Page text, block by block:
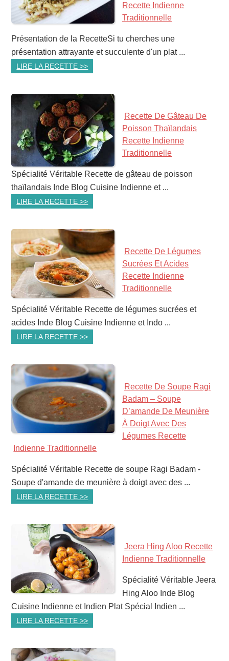
Recette Indienne
Traditionnelle
Présentation de la RecetteSi tu cherches une
présentation attrayante et succulente d'un plat ...
LIRE LA RECETTE >>
Recette De Gâteau De
Poisson Thaïlandais
Recette Indienne
Traditionnelle
Spécialité Véritable Recette de gâteau de poisson
thaïlandais Inde Blog Cuisine Indienne et ...
LIRE LA RECETTE >>
Recette De Légumes
Sucrées Et Acides
Recette Indienne
Traditionnelle
Spécialité Véritable Recette de légumes sucrées et
acides Inde Blog Cuisine Indienne et Indo ...
LIRE LA RECETTE >>
Recette De Soupe Ragi
Badam – Soupe
D’amande De Meunière
À Doigt Avec Des
Légumes Recette
Indienne Traditionnelle
Spécialité Véritable Recette de soupe Ragi Badam -
Soupe d'amande de meunière à doigt avec des ...
LIRE LA RECETTE >>
Jeera Hing Aloo Recette
Indienne Traditionnelle
Spécialité Véritable Jeera
Hing Aloo Inde Blog
Cuisine Indienne et Indien Plat Spécial Indien ...
LIRE LA RECETTE >>